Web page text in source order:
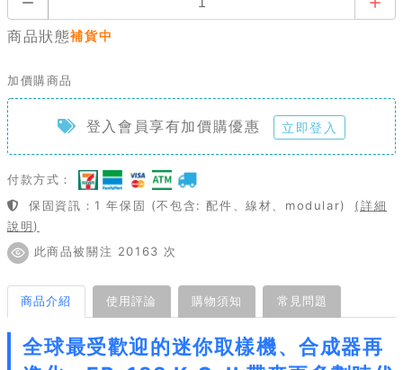
商品狀態補貨中
加價購商品
登入會員享有加價購優惠 立即登入
付款方式：
保固資訊：1 年保固 (不包含: 配件、線材、modular)
(詳細
說明)
此商品被關注 20163 次
商品介紹 使用評論 購物須知 常見問題
全球最受歡迎的迷你取樣機、合成器再